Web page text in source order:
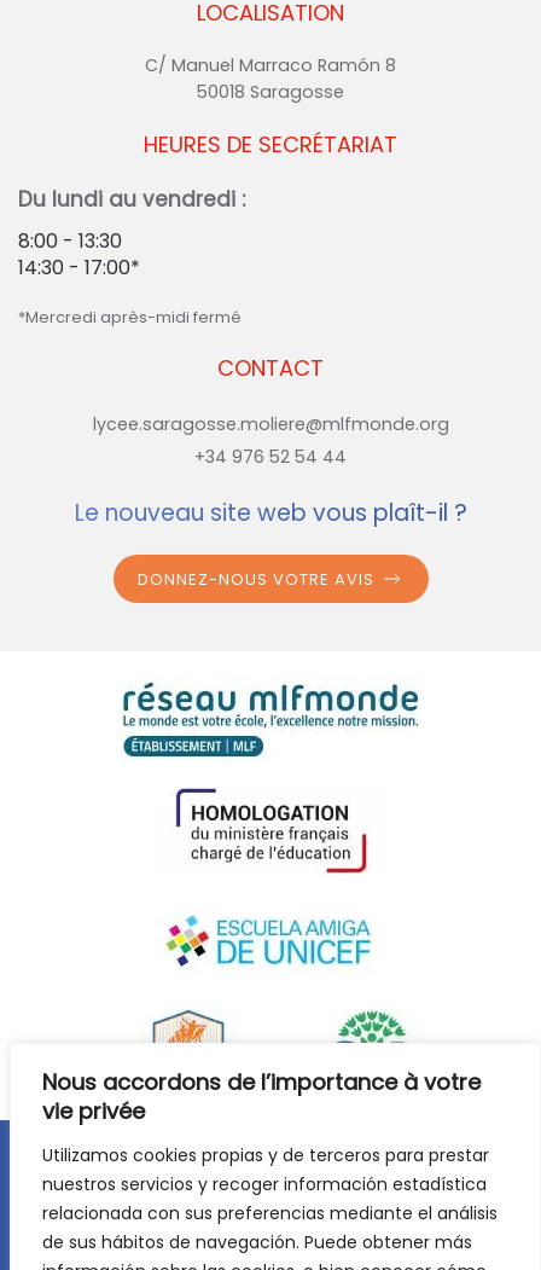
Nous accordons de l’importance à votre
vie privée
Utilizamos cookies propias y de terceros para prestar
nuestros servicios y recoger información estadística
relacionada con sus preferencias mediante el análisis
de sus hábitos de navegación. Puede obtener más
LOCALISATION
C/ Manuel Marraco Ramón 8
50018 Saragosse
CONTACT
lycee.saragosse.moliere@mlfmonde.org
+34 976 52 54 44
HEURES DE SECRÉTARIAT
Du lundi au vendredi :
8:00 - 13:30
14:30 - 17:00*
*Mercredi après-midi fermé
Le nouveau site web vous plaît-il ?
DONNEZ-NOUS VOTRE AVIS
Avis juridique
Politique de confidentialité
Politique de cookies
©2026Lycée Français Molière de Saragosse. Tous droits